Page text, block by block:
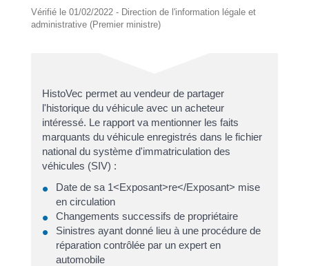
Vérifié le 01/02/2022 - Direction de l'information légale et
administrative (Premier ministre)
HistoVec permet au vendeur de partager
l'historique du véhicule avec un acheteur
intéressé. Le rapport va mentionner les faits
marquants du véhicule enregistrés dans le fichier
national du système d'immatriculation des
véhicules (SIV) :
Date de sa 1<Exposant>re</Exposant> mise
en circulation
Changements successifs de propriétaire
Sinistres ayant donné lieu à une procédure de
réparation contrôlée par un expert en
automobile